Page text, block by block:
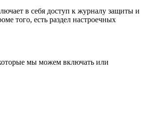
в себя доступ к журналу защиты и
того, есть раздел настроечных
мы можем включать или